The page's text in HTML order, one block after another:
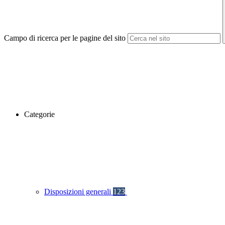
Campo di ricerca per le pagine del sito
Categorie
Disposizioni generali 123